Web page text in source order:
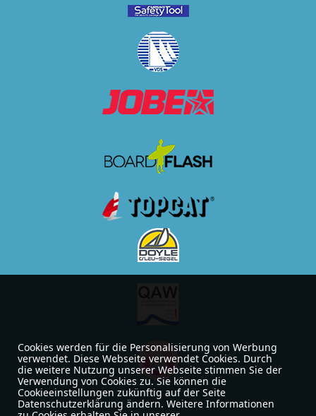
Cookies werden für die Personalisierung von Werbung
verwendet. Diese Webseite verwendet Cookies. Durch
die weitere Nutzung unserer Webseite stimmen Sie der
Verwendung von Cookies zu. Sie können die
Cookieeinstellungen zukünftig auf der Seite
Datenschutzerklärung ändern. Weitere Informationen